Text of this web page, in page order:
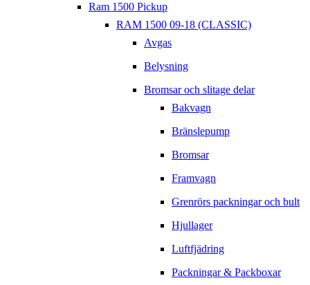
Ram 1500 Pickup
RAM 1500 09-18 (CLASSIC)
Avgas
Belysning
Bromsar och slitage delar
Bakvagn
Bränslepump
Bromsar
Framvagn
Grenrörs packningar och bult
Hjullager
Luftfjädring
Packningar & Packboxar